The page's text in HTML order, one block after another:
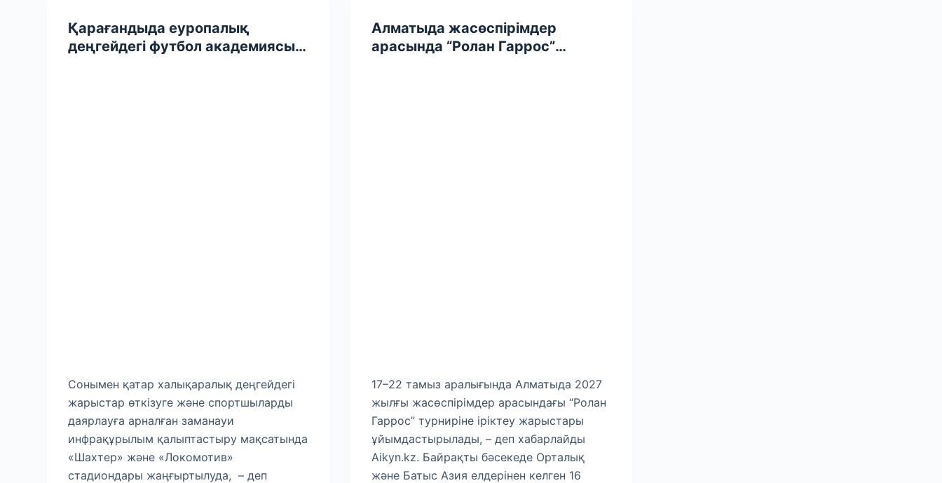
Қарағандыда еуропалық
деңгейдегі футбол академиясы
Сонымен қатар халықаралық деңгейдегі
жарыстар өткізуге және спортшыларды
даярлауға арналған заманауи
инфрақұрылым қалыптастыру мақсатында
«Шахтер» және «Локомотив»
стадиондары жаңғыртылуда, – деп
Алматыда жасөспірімдер
арасында “Ролан Гаррос”
17–22 тамыз аралығында Алматыда 2027
жылғы жасөспірімдер арасындағы “Ролан
Гаррос” турниріне іріктеу жарыстары
ұйымдастырылады, – деп хабарлайды
Aikyn.kz. Байрақты бәсекеде Орталық
және Батыс Азия елдерінен келген 16